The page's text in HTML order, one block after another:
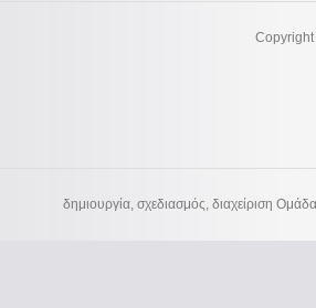
δημιουργία, σχεδιασμός, διαχείριση